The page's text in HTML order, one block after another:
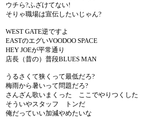
ウチら?ふざけてない!
そりゃ職場は宣伝したいじゃん?
WEST GATE逆ですよ
EASTのエグいVOODOO SPACE
HEY JOEが平常通り
店長（昔の）普段BLUES MAN
うるさくて狭くって最低だろ?
梅雨から暑いって問題だろ?
さんざん歌いまくった ここでやりつくした
そういやスタッフ トンだ
俺だっていい加減やめたいな